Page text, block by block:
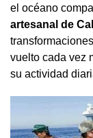
el océano
artesanal de
vuelto cada vez
su actividad